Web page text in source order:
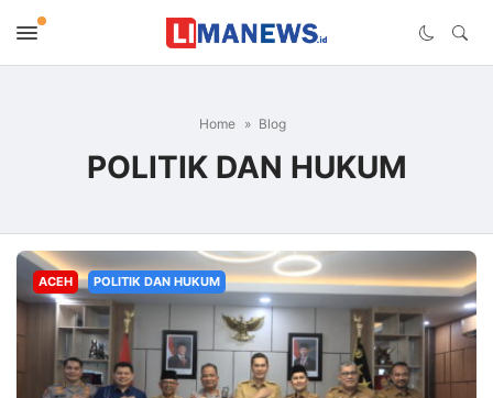
Home Blog
POLITIK DAN HUKUM
ACEH POLITIK DAN HUKUM